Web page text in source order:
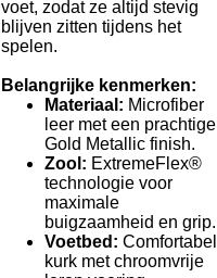
voet, zodat ze altijd stevig
blijven zitten tijdens het
spelen.
Belangrijke kenmerken:
Materiaal: Microfiber
leer met een prachtige
Gold Metallic finish.
Zool: ExtremeFlex®
technologie voor
maximale
buigzaamheid en grip.
Voetbed: Comfortabel
kurk met chroomvrije